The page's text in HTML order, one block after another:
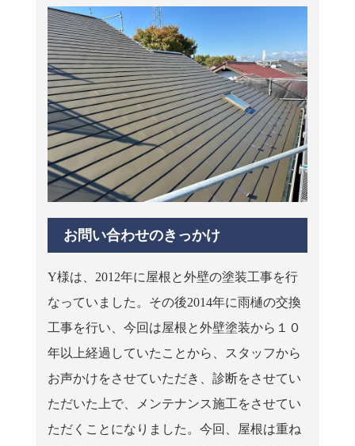
お問い合わせのきっかけ
Y様は、2012年に屋根と外壁の塗装工事を行
なっていました。その後2014年に雨樋の交換
工事を行い、今回は屋根と外壁塗装から１０
年以上経過していたことから、スタッフから
お声かけをさせていただき、診断をさせてい
ただいた上で、メンテナンス施工をさせてい
ただくことになりました。今回、屋根は重ね